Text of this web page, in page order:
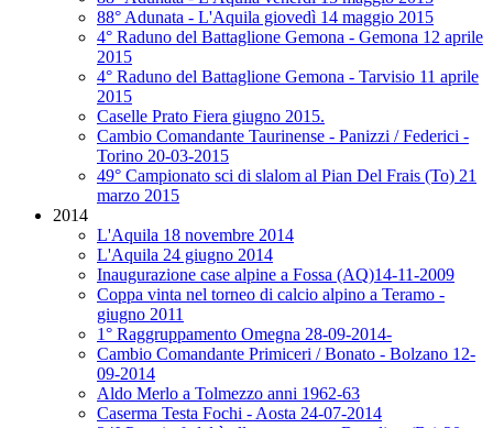
88° Adunata - L'Aquila giovedì 14 maggio 2015
4° Raduno del Battaglione Gemona - Gemona 12 aprile
2015
4° Raduno del Battaglione Gemona - Tarvisio 11 aprile
2015
Caselle Prato Fiera giugno 2015.
Cambio Comandante Taurinense - Panizzi / Federici -
Torino 20-03-2015
49° Campionato sci di slalom al Pian Del Frais (To) 21
marzo 2015
2014
L'Aquila 18 novembre 2014
L'Aquila 24 giugno 2014
Inaugurazione case alpine a Fossa (AQ)14-11-2009
Coppa vinta nel torneo di calcio alpino a Teramo -
giugno 2011
1° Raggruppamento Omegna 28-09-2014-
Cambio Comandante Primiceri / Bonato - Bolzano 12-
09-2014
Aldo Merlo a Tolmezzo anni 1962-63
Caserma Testa Fochi - Aosta 24-07-2014